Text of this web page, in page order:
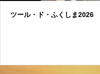
ツール・ド・ふくしま2026